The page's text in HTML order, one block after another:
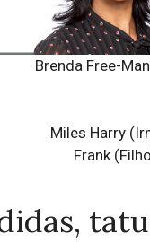
Brenda Free-
Miles Harry
Frank